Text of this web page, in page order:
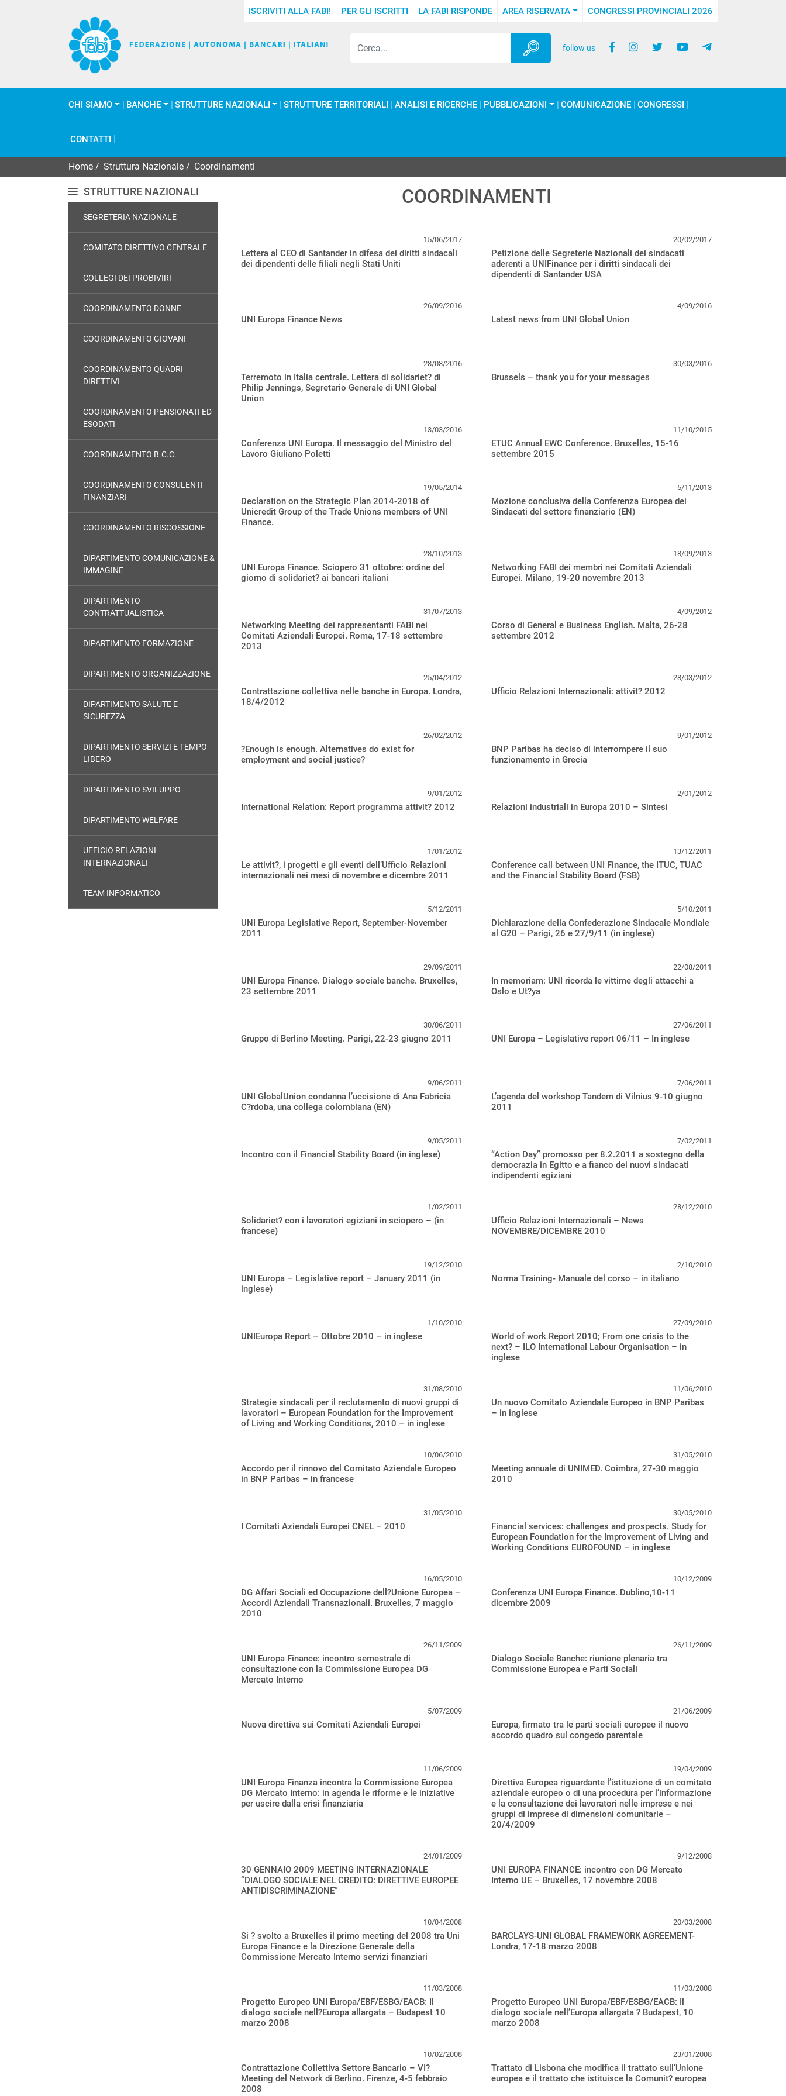
ISCRIVITI ALLA FABI! PER GLI ISCRITTI LA FABI RISPONDE AREA RISERVATA CONGRESSI PROVINCIALI 2026
follow us
CHI SIAMO BANCHE STRUTTURE NAZIONALI STRUTTURE TERRITORIALI ANALISI E RICERCHE PUBBLICAZIONI COMUNICAZIONE CONGRESSI
CONTATTI
Home Struttura Nazionale Coordinamenti
STRUTTURE NAZIONALI
SEGRETERIA NAZIONALE
COMITATO DIRETTIVO CENTRALE
COLLEGI DEI PROBIVIRI
COORDINAMENTO DONNE
COORDINAMENTO GIOVANI
COORDINAMENTO QUADRI
DIRETTIVI
COORDINAMENTO PENSIONATI ED
ESODATI
COORDINAMENTO B.C.C.
COORDINAMENTO CONSULENTI
FINANZIARI
COORDINAMENTO RISCOSSIONE
DIPARTIMENTO COMUNICAZIONE &
IMMAGINE
DIPARTIMENTO
CONTRATTUALISTICA
DIPARTIMENTO FORMAZIONE
DIPARTIMENTO ORGANIZZAZIONE
DIPARTIMENTO SALUTE E
SICUREZZA
DIPARTIMENTO SERVIZI E TEMPO
LIBERO
DIPARTIMENTO SVILUPPO
DIPARTIMENTO WELFARE
UFFICIO RELAZIONI
INTERNAZIONALI
TEAM INFORMATICO
COORDINAMENTI
15/06/2017
Lettera al CEO di Santander in difesa dei diritti sindacali
dei dipendenti delle filiali negli Stati Uniti
20/02/2017
Petizione delle Segreterie Nazionali dei sindacati
aderenti a UNIFinance per i diritti sindacali dei
dipendenti di Santander USA
26/09/2016
UNI Europa Finance News
4/09/2016
Latest news from UNI Global Union
28/08/2016
Terremoto in Italia centrale. Lettera di solidariet? di
Philip Jennings, Segretario Generale di UNI Global
Union
30/03/2016
Brussels – thank you for your messages
13/03/2016
Conferenza UNI Europa. Il messaggio del Ministro del
Lavoro Giuliano Poletti
11/10/2015
ETUC Annual EWC Conference. Bruxelles, 15-16
settembre 2015
19/05/2014
Declaration on the Strategic Plan 2014-2018 of
Unicredit Group of the Trade Unions members of UNI
Finance.
5/11/2013
Mozione conclusiva della Conferenza Europea dei
Sindacati del settore finanziario (EN)
28/10/2013
UNI Europa Finance. Sciopero 31 ottobre: ordine del
giorno di solidariet? ai bancari italiani
18/09/2013
Networking FABI dei membri nei Comitati Aziendali
Europei. Milano, 19-20 novembre 2013
31/07/2013
Networking Meeting dei rappresentanti FABI nei
Comitati Aziendali Europei. Roma, 17-18 settembre
2013
4/09/2012
Corso di General e Business English. Malta, 26-28
settembre 2012
25/04/2012
Contrattazione collettiva nelle banche in Europa. Londra,
18/4/2012
28/03/2012
Ufficio Relazioni Internazionali: attivit? 2012
26/02/2012
?Enough is enough. Alternatives do exist for
employment and social justice?
9/01/2012
BNP Paribas ha deciso di interrompere il suo
funzionamento in Grecia
9/01/2012
International Relation: Report programma attivit? 2012
2/01/2012
Relazioni industriali in Europa 2010 – Sintesi
1/01/2012
Le attivit?, i progetti e gli eventi dell’Ufficio Relazioni
internazionali nei mesi di novembre e dicembre 2011
13/12/2011
Conference call between UNI Finance, the ITUC, TUAC
and the Financial Stability Board (FSB)
5/12/2011
UNI Europa Legislative Report, September-November
2011
5/10/2011
Dichiarazione della Confederazione Sindacale Mondiale
al G20 – Parigi, 26 e 27/9/11 (in inglese)
29/09/2011
UNI Europa Finance. Dialogo sociale banche. Bruxelles,
23 settembre 2011
22/08/2011
In memoriam: UNI ricorda le vittime degli attacchi a
Oslo e Ut?ya
30/06/2011
Gruppo di Berlino Meeting. Parigi, 22-23 giugno 2011
27/06/2011
UNI Europa – Legislative report 06/11 – In inglese
9/06/2011
UNI GlobalUnion condanna l’uccisione di Ana Fabricia
C?rdoba, una collega colombiana (EN)
7/06/2011
L’agenda del workshop Tandem di Vilnius 9-10 giugno
2011
9/05/2011
Incontro con il Financial Stability Board (in inglese)
7/02/2011
“Action Day” promosso per 8.2.2011 a sostegno della
democrazia in Egitto e a fianco dei nuovi sindacati
indipendenti egiziani
1/02/2011
Solidariet? con i lavoratori egiziani in sciopero – (in
francese)
28/12/2010
Ufficio Relazioni Internazionali – News
NOVEMBRE/DICEMBRE 2010
19/12/2010
UNI Europa – Legislative report – January 2011 (in
inglese)
2/10/2010
Norma Training- Manuale del corso – in italiano
1/10/2010
UNIEuropa Report – Ottobre 2010 – in inglese
27/09/2010
World of work Report 2010; From one crisis to the
next? – ILO International Labour Organisation – in
inglese
31/08/2010
Strategie sindacali per il reclutamento di nuovi gruppi di
lavoratori – European Foundation for the Improvement
of Living and Working Conditions, 2010 – in inglese
11/06/2010
Un nuovo Comitato Aziendale Europeo in BNP Paribas
– in inglese
10/06/2010
Accordo per il rinnovo del Comitato Aziendale Europeo
in BNP Paribas – in francese
31/05/2010
Meeting annuale di UNIMED. Coimbra, 27-30 maggio
2010
31/05/2010
I Comitati Aziendali Europei CNEL – 2010
30/05/2010
Financial services: challenges and prospects. Study for
European Foundation for the Improvement of Living and
Working Conditions EUROFOUND – in inglese
16/05/2010
DG Affari Sociali ed Occupazione dell?Unione Europea –
Accordi Aziendali Transnazionali. Bruxelles, 7 maggio
2010
10/12/2009
Conferenza UNI Europa Finance. Dublino,10-11
dicembre 2009
26/11/2009
UNI Europa Finance: incontro semestrale di
consultazione con la Commissione Europea DG
Mercato Interno
26/11/2009
Dialogo Sociale Banche: riunione plenaria tra
Commissione Europea e Parti Sociali
5/07/2009
Nuova direttiva sui Comitati Aziendali Europei
21/06/2009
Europa, firmato tra le parti sociali europee il nuovo
accordo quadro sul congedo parentale
11/06/2009
UNI Europa Finanza incontra la Commissione Europea
DG Mercato Interno: in agenda le riforme e le iniziative
per uscire dalla crisi finanziaria
19/04/2009
Direttiva Europea riguardante l’istituzione di un comitato
aziendale europeo o di una procedura per l’informazione
e la consultazione dei lavoratori nelle imprese e nei
gruppi di imprese di dimensioni comunitarie –
20/4/2009
24/01/2009
30 GENNAIO 2009 MEETING INTERNAZIONALE
“DIALOGO SOCIALE NEL CREDITO: DIRETTIVE EUROPEE
ANTIDISCRIMINAZIONE”
9/12/2008
UNI EUROPA FINANCE: incontro con DG Mercato
Interno UE – Bruxelles, 17 novembre 2008
10/04/2008
Si ? svolto a Bruxelles il primo meeting del 2008 tra Uni
Europa Finance e la Direzione Generale della
Commissione Mercato Interno servizi finanziari
20/03/2008
BARCLAYS-UNI GLOBAL FRAMEWORK AGREEMENT-
Londra, 17-18 marzo 2008
11/03/2008
Progetto Europeo UNI Europa/EBF/ESBG/EACB: Il
dialogo sociale nell?Europa allargata – Budapest 10
marzo 2008
11/03/2008
Progetto Europeo UNI Europa/EBF/ESBG/EACB: Il
dialogo sociale nell’Europa allargata ? Budapest, 10
marzo 2008
10/02/2008
Contrattazione Collettiva Settore Bancario – VI?
Meeting del Network di Berlino. Firenze, 4-5 febbraio
2008
23/01/2008
Trattato di Lisbona che modifica il trattato sull’Unione
europea e il trattato che istituisce la Comunit? europea